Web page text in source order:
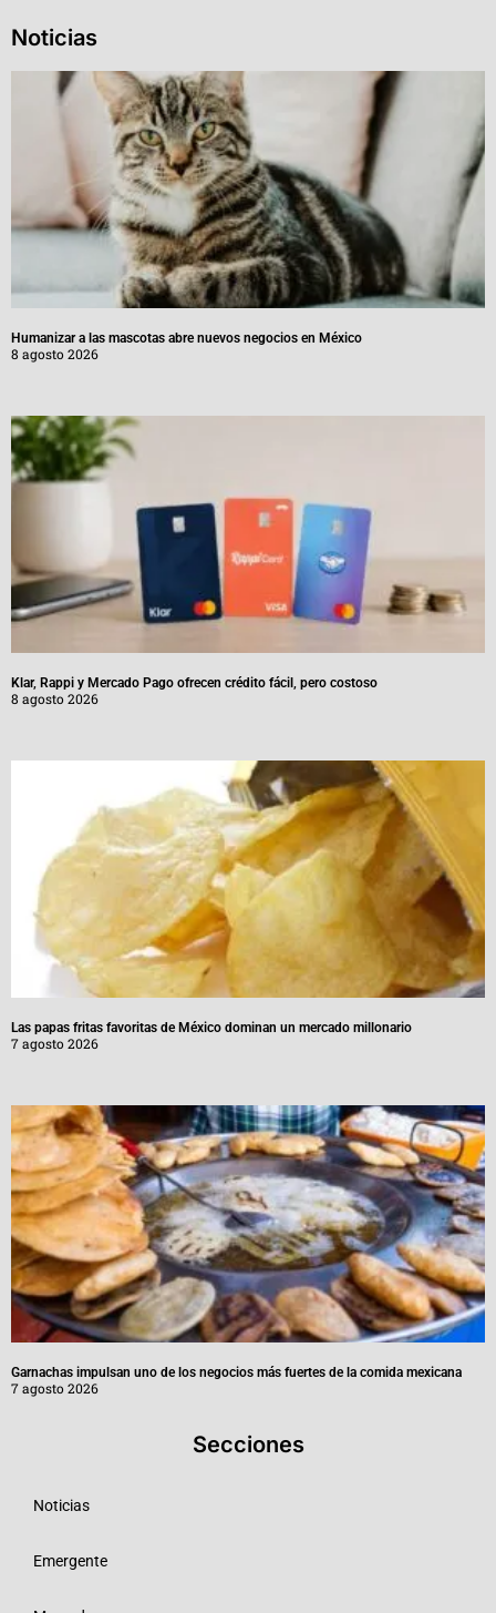
Noticias
Humanizar a las mascotas abre nuevos negocios en México
8 agosto 2026
Klar, Rappi y Mercado Pago ofrecen crédito fácil, pero costoso
8 agosto 2026
Las papas fritas favoritas de México dominan un mercado millonario
7 agosto 2026
Garnachas impulsan uno de los negocios más fuertes de la comida mexicana
7 agosto 2026
Secciones
Noticias
Emergente